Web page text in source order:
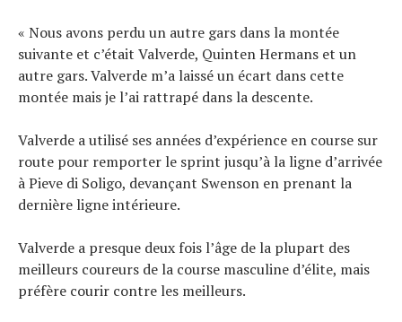
« Nous avons perdu un autre gars dans la montée
suivante et c’était Valverde, Quinten Hermans et un
autre gars. Valverde m’a laissé un écart dans cette
montée mais je l’ai rattrapé dans la descente.
Valverde a utilisé ses années d’expérience en course sur
route pour remporter le sprint jusqu’à la ligne d’arrivée
à Pieve di Soligo, devançant Swenson en prenant la
dernière ligne intérieure.
Valverde a presque deux fois l’âge de la plupart des
meilleurs coureurs de la course masculine d’élite, mais
préfère courir contre les meilleurs.